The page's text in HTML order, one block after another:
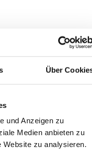
Über
und Anzeigen zu
Medien anbieten zu
Website zu analysieren.